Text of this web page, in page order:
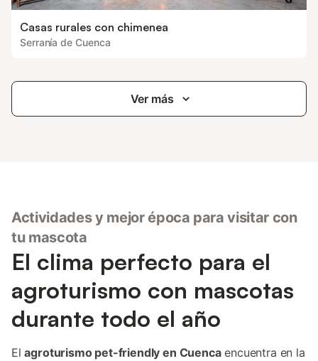
Casas rurales con chimenea
Serranía de Cuenca
Ver más
Actividades y mejor época para visitar con
tu mascota
El clima perfecto para el
agroturismo con mascotas
durante todo el año
Elagroturismo pet-friendly en Cuencaencuentra en la